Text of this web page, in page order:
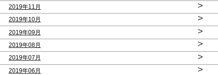
2019年11月 >
2019年10月 >
2019年09月 >
2019年08月 >
2019年07月 >
2019年06月 >